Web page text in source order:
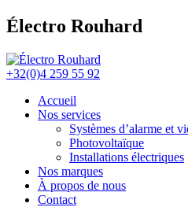
Électro Rouhard
+32(0)4 259 55 92
Accueil
Nos services
Systèmes d’alarme et
Photovoltaïque
Installations électriques
Nos marques
À propos de nous
Contact